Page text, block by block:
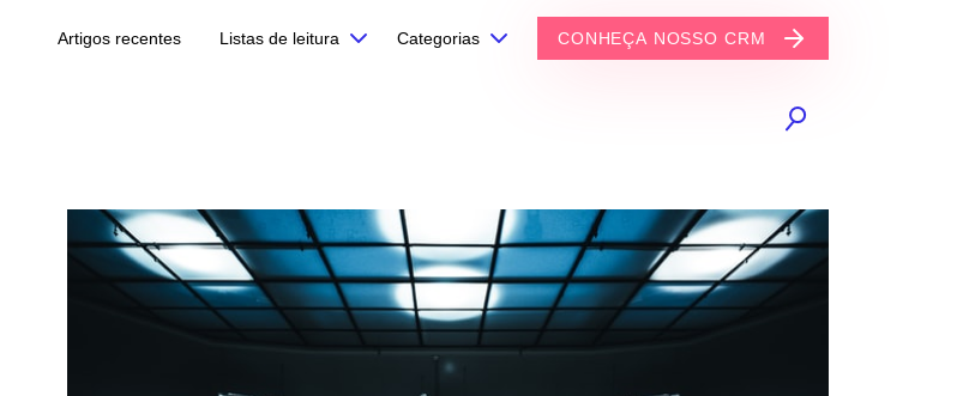
Artigos recentes Listas de leitura Categorias CONHEÇA NOSSO CRM